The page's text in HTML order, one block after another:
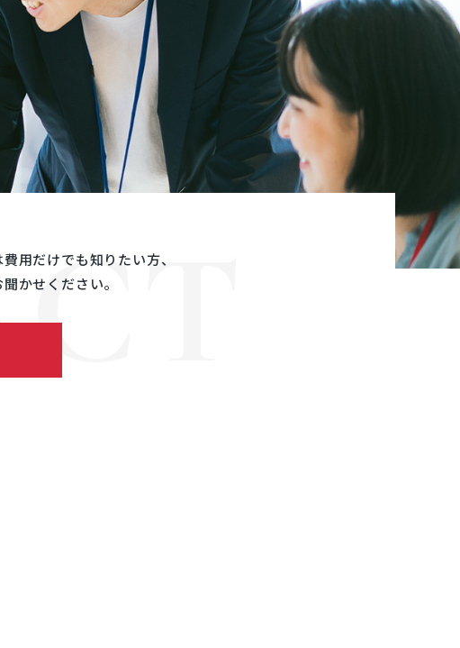
であることを確認の上、対
もに、本ポリシーの内容を
用だけでも知りたい方、
かせください。